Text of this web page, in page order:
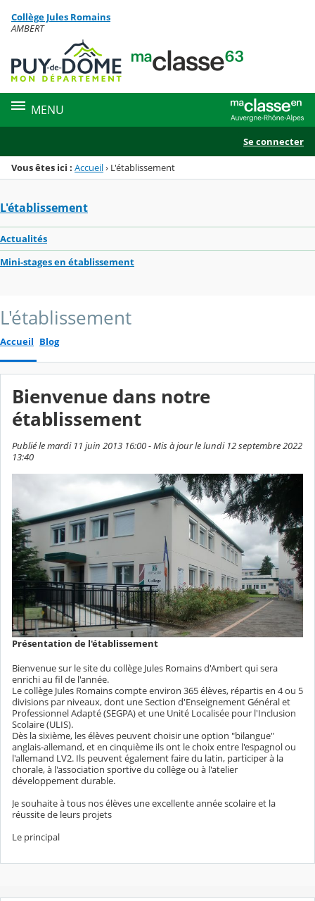
Menu de la rubrique
Contenu
Collège Jules Romains
AMBERT
MENU
Se connecter
Vous êtes ici : Accueil› L'établissement
L'établissement
Actualités
Mini-stages en établissement
L'établissement
Accueil Blog
Bienvenue dans notre
établissement
Publié le mardi 11 juin 2013 16:00 - Mis à jour le lundi 12 septembre 2022
13:40
Présentation de l'établissement
Bienvenue sur le site du collège Jules Romains d'Ambert qui sera
enrichi au fil de l'année.
Le collège Jules Romains compte environ 365 élèves, répartis en 4 ou 5
divisions par niveaux, dont une Section d'Enseignement Général et
Professionnel Adapté (SEGPA) et une Unité Localisée pour l'Inclusion
Scolaire (ULIS).
Dès la sixième, les élèves peuvent choisir une option "bilangue"
anglais-allemand, et en cinquième ils ont le choix entre l'espagnol ou
l'allemand LV2. Ils peuvent également faire du latin, participer à la
chorale, à l'association sportive du collège ou à l'atelier
développement durable.
Je souhaite à tous nos élèves une excellente année scolaire et la
réussite de leurs projets
Le principal